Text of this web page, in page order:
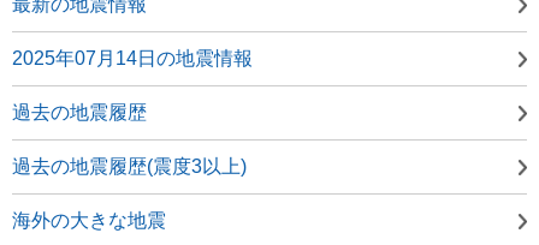
2025年07月14日の地震情報
過去の地震履歴
過去の地震履歴(震度3以上)
海外の大きな地震